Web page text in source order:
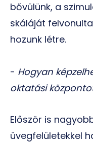
bővülünk, a
skáláját
hozunk létre.
- Hogyan
oktatási
Először is
üvegfelületekkel